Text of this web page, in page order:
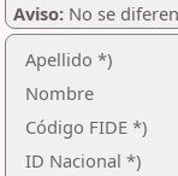
Aviso: No se
Apellido *)
Nombre
Código FIDE *)
ID Nacional *)